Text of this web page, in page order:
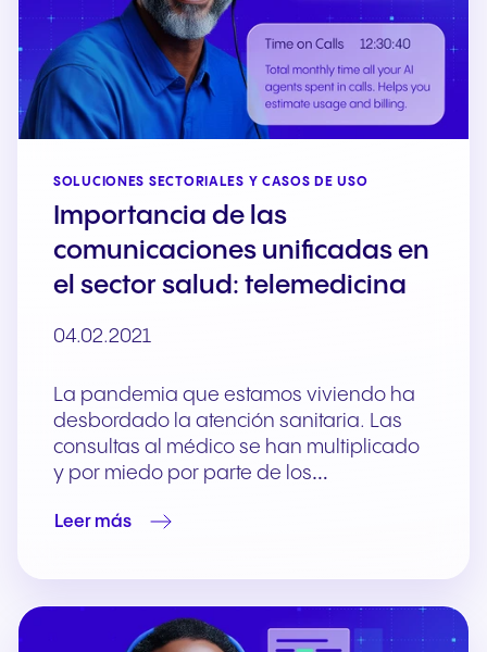
SOLUCIONES SECTORIALES Y CASOS DE USO
Importancia de las
comunicaciones unificadas en
el sector salud: telemedicina
04.02.2021
La pandemia que estamos viviendo ha
desbordado la atención sanitaria. Las
consultas al médico se han multiplicado
y por miedo por parte de los…
Leer más